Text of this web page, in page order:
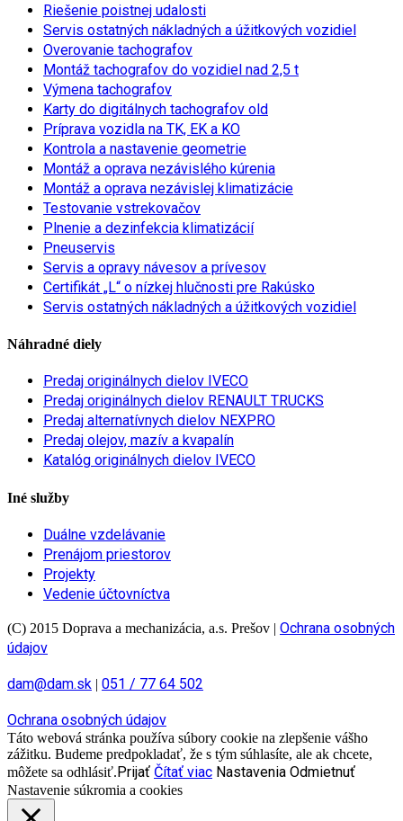
Riešenie poistnej udalosti
Servis ostatných nákladných a úžitkových vozidiel
Overovanie tachografov
Montáž tachografov do vozidiel nad 2,5 t
Výmena tachografov
Karty do digitálnych tachografov old
Príprava vozidla na TK, EK a KO
Kontrola a nastavenie geometrie
Montáž a oprava nezávislého kúrenia
Montáž a oprava nezávislej klimatizácie
Testovanie vstrekovačov
Plnenie a dezinfekcia klimatizácií
Pneuservis
Servis a opravy návesov a prívesov
Certifikát „L“ o nízkej hlučnosti pre Rakúsko
Servis ostatných nákladných a úžitkových vozidiel
Náhradné diely
Predaj originálnych dielov IVECO
Predaj originálnych dielov RENAULT TRUCKS
Predaj alternatívnych dielov NEXPRO
Predaj olejov, mazív a kvapalín
Katalóg originálnych dielov IVECO
Iné služby
Duálne vzdelávanie
Prenájom priestorov
Projekty
Vedenie účtovníctva
(C) 2015 Doprava a mechanizácia, a.s. Prešov | Ochrana osobných
údajov
dam@dam.sk | 051 / 77 64 502
Ochrana osobných údajov
Táto webová stránka používa súbory cookie na zlepšenie vášho
zážitku. Budeme predpokladať, že s tým súhlasíte, ale ak chcete,
môžete sa odhlásiť.Prijať Čítať viac Nastavenia Odmietnuť
Nastavenie súkromia a cookies